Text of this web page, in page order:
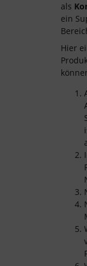
als
ein
Hier